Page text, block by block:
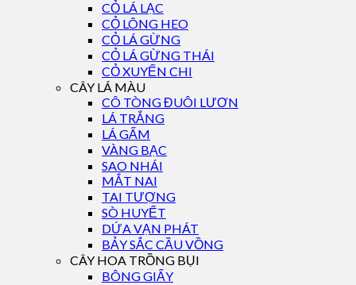
CỎ LÁ LẠC
CỎ LÔNG HEO
CỎ LÁ GỪNG
CỎ LÁ GỪNG THÁI
CỎ XUYẾN CHI
CÂY LÁ MÀU
CÔ TÒNG ĐUÔI LƯƠN
LÁ TRẮNG
LÁ GẤM
VÀNG BẠC
SAO NHÁI
MẮT NAI
TAI TƯỢNG
SÒ HUYẾT
DỨA VẠN PHÁT
BẢY SẮC CẦU VỒNG
CÂY HOA TRỒNG BỤI
BÔNG GIẤY